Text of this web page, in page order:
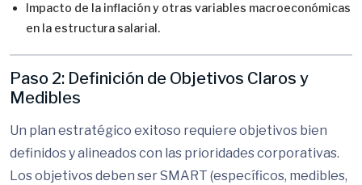
Impacto de la inflación y otras variables macroeconómicas
en la estructura salarial.
Paso 2: Definición de Objetivos Claros y
Medibles
Un plan estratégico exitoso requiere objetivos bien
definidos y alineados con las prioridades corporativas.
Los objetivos deben ser SMART (específicos, medibles,